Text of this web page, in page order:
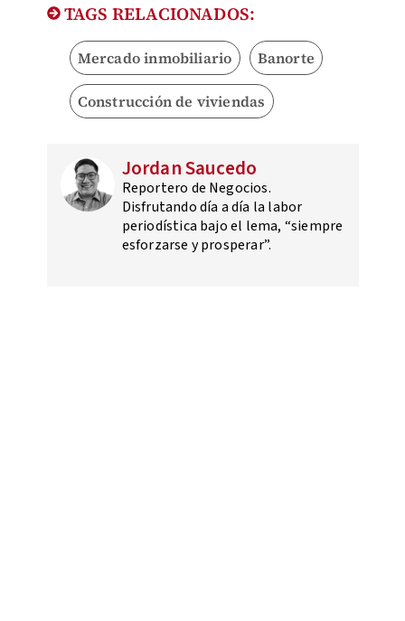
TAGS RELACIONADOS:
Mercado inmobiliario Banorte
Construcción de viviendas
Jordan Saucedo
Reportero de Negocios.
Disfrutando día a día la labor
periodística bajo el lema, “siempre
esforzarse y prosperar”.